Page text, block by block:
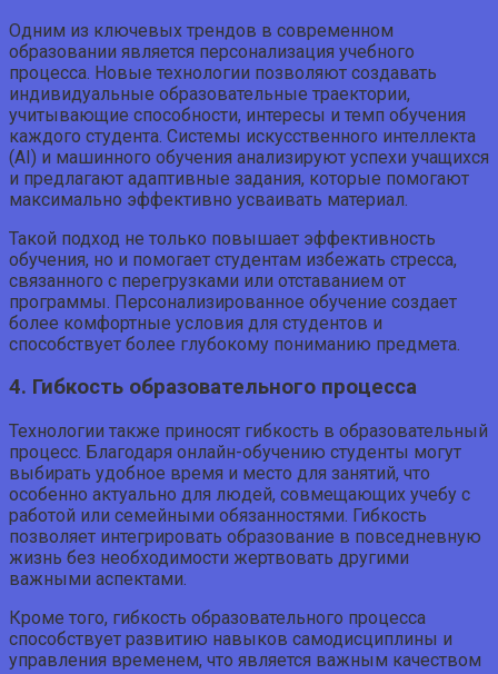
Одним из ключевых трендов в современном
образовании является персонализация учебного
процесса. Новые технологии позволяют создавать
индивидуальные образовательные траектории,
учитывающие способности, интересы и темп обучения
каждого студента. Системы искусственного интеллекта
(AI) и машинного обучения анализируют успехи учащихся
и предлагают адаптивные задания, которые помогают
максимально эффективно усваивать материал.
Такой подход не только повышает эффективность
обучения, но и помогает студентам избежать стресса,
связанного с перегрузками или отставанием от
программы. Персонализированное обучение создает
более комфортные условия для студентов и
способствует более глубокому пониманию предмета.
4. Гибкость образовательного процесса
Технологии также приносят гибкость в образовательный
процесс. Благодаря онлайн-обучению студенты могут
выбирать удобное время и место для занятий, что
особенно актуально для людей, совмещающих учебу с
работой или семейными обязанностями. Гибкость
позволяет интегрировать образование в повседневную
жизнь без необходимости жертвовать другими
важными аспектами.
Кроме того, гибкость образовательного процесса
способствует развитию навыков самодисциплины и
управления временем, что является важным качеством